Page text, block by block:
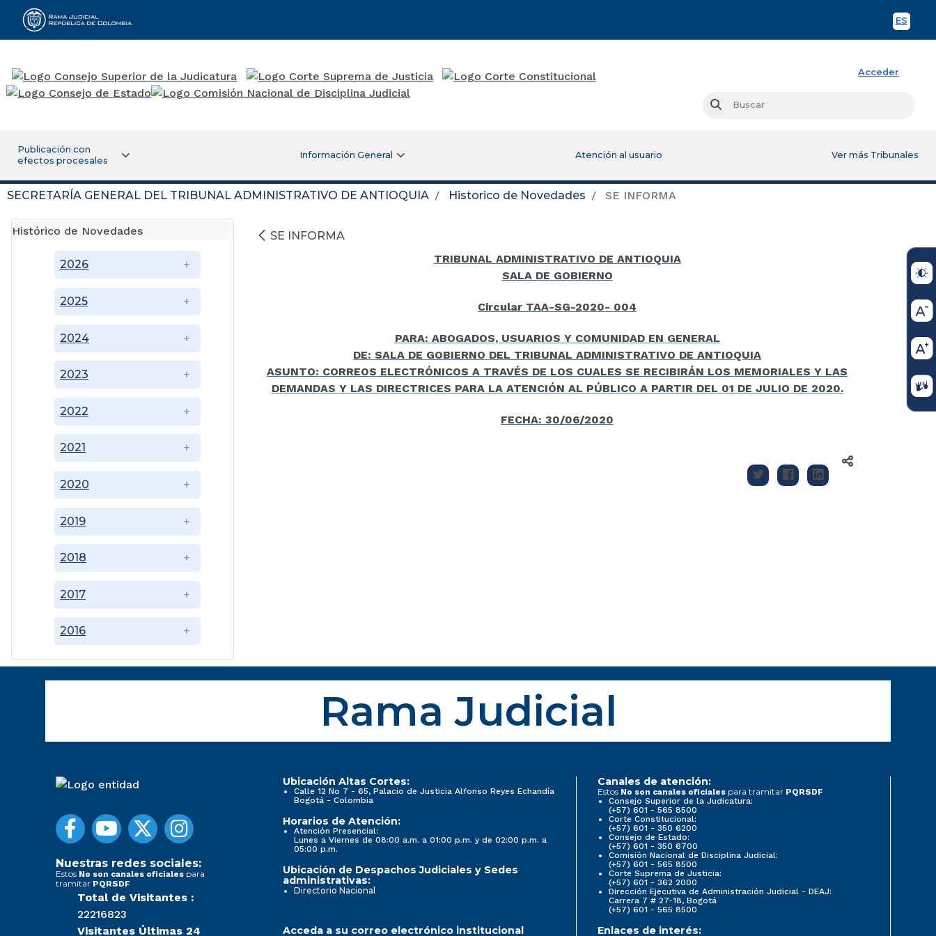
ES
Rama Judicial
Acceder
Buscar
Publicación con
efectos procesales
Información General Atención al usuario Ver más Tribunales
SECRETARÍA GENERAL DEL TRIBUNAL ADMINISTRATIVO DE ANTIOQUIA Historico de Novedades SE INFORMA
Histórico de Novedades
2016
2017
2018
2019
2020
2021
2022
2023
2024
2025
2026
SE INFORMA
TRIBUNAL ADMINISTRATIVO DE ANTIOQUIA
SALA DE GOBIERNO
Circular TAA-SG-2020- 004
PARA: ABOGADOS, USUARIOS Y COMUNIDAD EN GENERAL
DE: SALA DE GOBIERNO DEL TRIBUNAL ADMINISTRATIVO DE ANTIOQUIA
ASUNTO: CORREOS ELECTRÓNICOS A TRAVÉS DE LOS CUALES SE RECIBIRÁN LOS MEMORIALES Y LAS
DEMANDAS Y LAS DIRECTRICES PARA LA ATENCIÓN AL PÚBLICO A PARTIR DEL 01 DE JULIO DE 2020.
FECHA: 30/06/2020
Rama Judicial
Nuestras redes sociales:
Estos No son canales oficiales para
tramitar PQRSDF
Total de Visitantes :
22216823
Visitantes Últimas 24
Ubicación Altas Cortes:
Calle 12 No 7 - 65, Palacio de Justicia Alfonso Reyes Echandía
Bogotá - Colombia
Horarios de Atención:
Atención Presencial:
Lunes a Viernes de 08:00 a.m. a 01:00 p.m. y de 02:00 p.m. a
05:00 p.m.
Ubicación de Despachos Judiciales y Sedes
administrativas:
Directorio Nacional
Canales de atención:
Estos No son canales oficiales para tramitar PQRSDF
Consejo Superior de la Judicatura:
(+57) 601 - 565 8500
Corte Constitucional:
(+57) 601 - 350 6200
Consejo de Estado:
(+57) 601 - 350 6700
Comisión Nacional de Disciplina Judicial:
(+57) 601 - 565 8500
Corte Suprema de Justicia:
(+57) 601 - 362 2000
Dirección Ejecutiva de Administración Judicial - DEAJ:
Carrera 7 # 27-18, Bogotá
(+57) 601 - 565 8500
Acceda a su correo electrónico institucional Enlaces de interés: